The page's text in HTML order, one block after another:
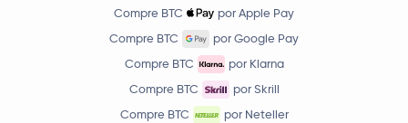
Compre BTC
por Apple Pay
Compre BTC
por Google Pay
Compre BTC
por Klarna
Compre BTC
por Skrill
Compre BTC
por Neteller